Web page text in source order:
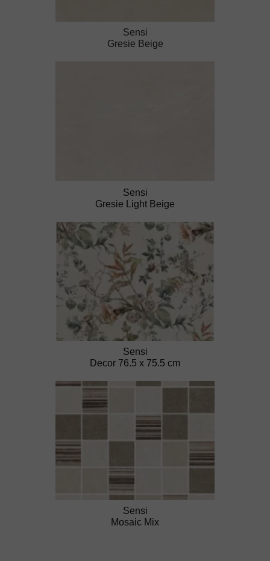
Sensi
Mosaic Mix
Sensi
Decor 76.5 x 75.5 cm
Sensi
Gresie Light Beige
Sensi
Gresie Beige